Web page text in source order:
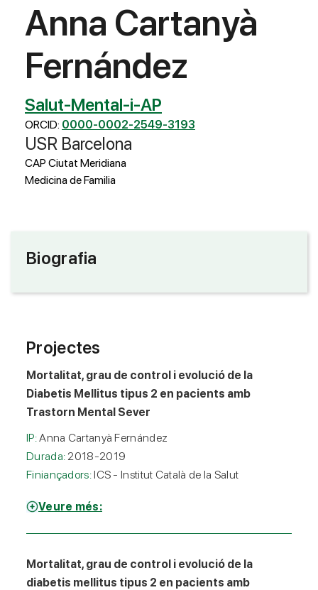
Anna Cartanyà
Fernández
Salut-Mental-i-AP
ORCID: 0000-0002-2549-3193
USR Barcelona
CAP Ciutat Meridiana
Medicina de Familia
Biografia
Projectes
Mortalitat, grau de control i evolució de la
Diabetis Mellitus tipus 2 en pacients amb
Trastorn Mental Sever
IP:Anna Cartanyà Fernández
Durada: 2018-2019
Finiançadors:ICS - Institut Català de la Salut
Veure més:
Mortalitat, grau de control i evolució de la
diabetis mellitus tipus 2 en pacients amb